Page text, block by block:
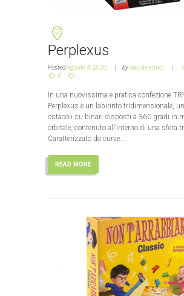
Perplexus
PostedAgosto 4, 2020 bydavide amici
0
In una nuovissima e pratica confezione
Perplexus è un labirinto tridimensionale,
ostacoli su binari disposti a 360 gradi in
orbitale, contenuto all’interno di una sfera
Caratterizzato da curve...
READ MORE